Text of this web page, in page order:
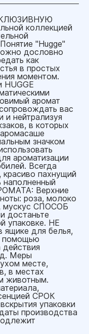
коллекцией
"Hugge"
дословно
как
в простых
моментом.
аромат
вас
нейтрализуя
в которых
значком
ароматизации
Всегда
красиво пахнущий
наполненный
Верхние
роза, молоко
мускус СПОСОБ
достаньте
упаковке. НЕ
для белья,
помощью
Меры
месте,
в местах
животным.
СРОК
упаковки
производства